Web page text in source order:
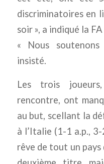
discriminatoires en
soir », a indiqué la
« Nous
insisté.
Les trois
rencontre, ont
au but, scellant la
à l’Italie (1-1 a.p.,
rêve de tout un